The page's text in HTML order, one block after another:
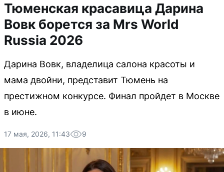
Тюменская красавица Дарина
Вовк борется за Mrs World
Russia 2026
Дарина Вовк, владелица салона красоты и
мама двойни, представит Тюмень на
престижном конкурсе. Финал пройдет в Москве
в июне.
17 мая, 2026, 11:43 9